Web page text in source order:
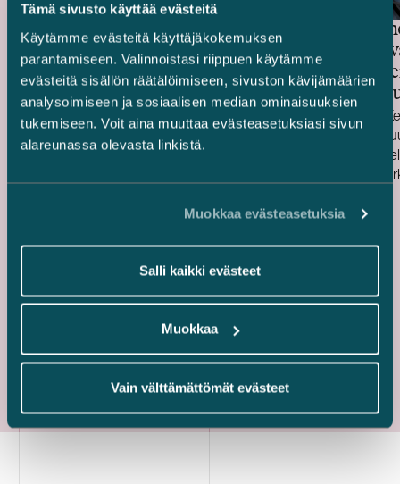
Tämä sivusto käyttää evästeitä
Käytämme evästeitä käyttäjäkokemuksen
parantamiseen. Valinnoistasi riippuen käytämme
evästeitä sisällön räätälöimiseen, sivuston kävijämäärien
analysoimiseen ja sosiaalisen median ominaisuuksien
tukemiseen. Voit aina muuttaa evästeasetuksiasi sivun
alareunassa olevasta linkistä.
Muokkaa evästeasetuksia
Salli kaikki evästeet
Muokkaa
Vain välttämättömät evästeet
Focus Nordic Cities -
kiinteistörahasto –
Monikäyttäjätoimistorakennuksen
myynti
Avustimme Focus Nordic Cities -nimistä
saksalaista kiinteistörahastoa sen
myydessä Helsingin Käpylässä sijaitsevan
000 m 2 , ja se tunnetaan entisenä Amerin
myynti
Avustimme
myydessä
sijaitsevat
noin 17 600
Kaikki referenssit